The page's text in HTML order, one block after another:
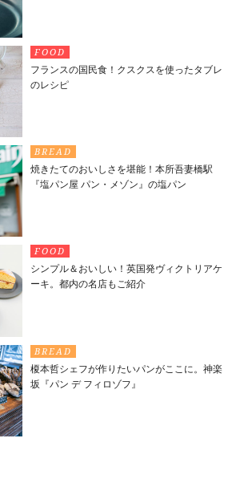
FOOD
フランスの国民食！クスクスを使ったタブレ
のレシピ
BREAD
焼きたてのおいしさを堪能！本所吾妻橋駅
『塩パン屋 パン・メゾン』の塩パン
FOOD
シンプル＆おいしい！英国発ヴィクトリアケ
ーキ。都内の名店もご紹介
BREAD
榎本哲シェフが作りたいパンがここに。神楽
坂『パン デ フィロゾフ』